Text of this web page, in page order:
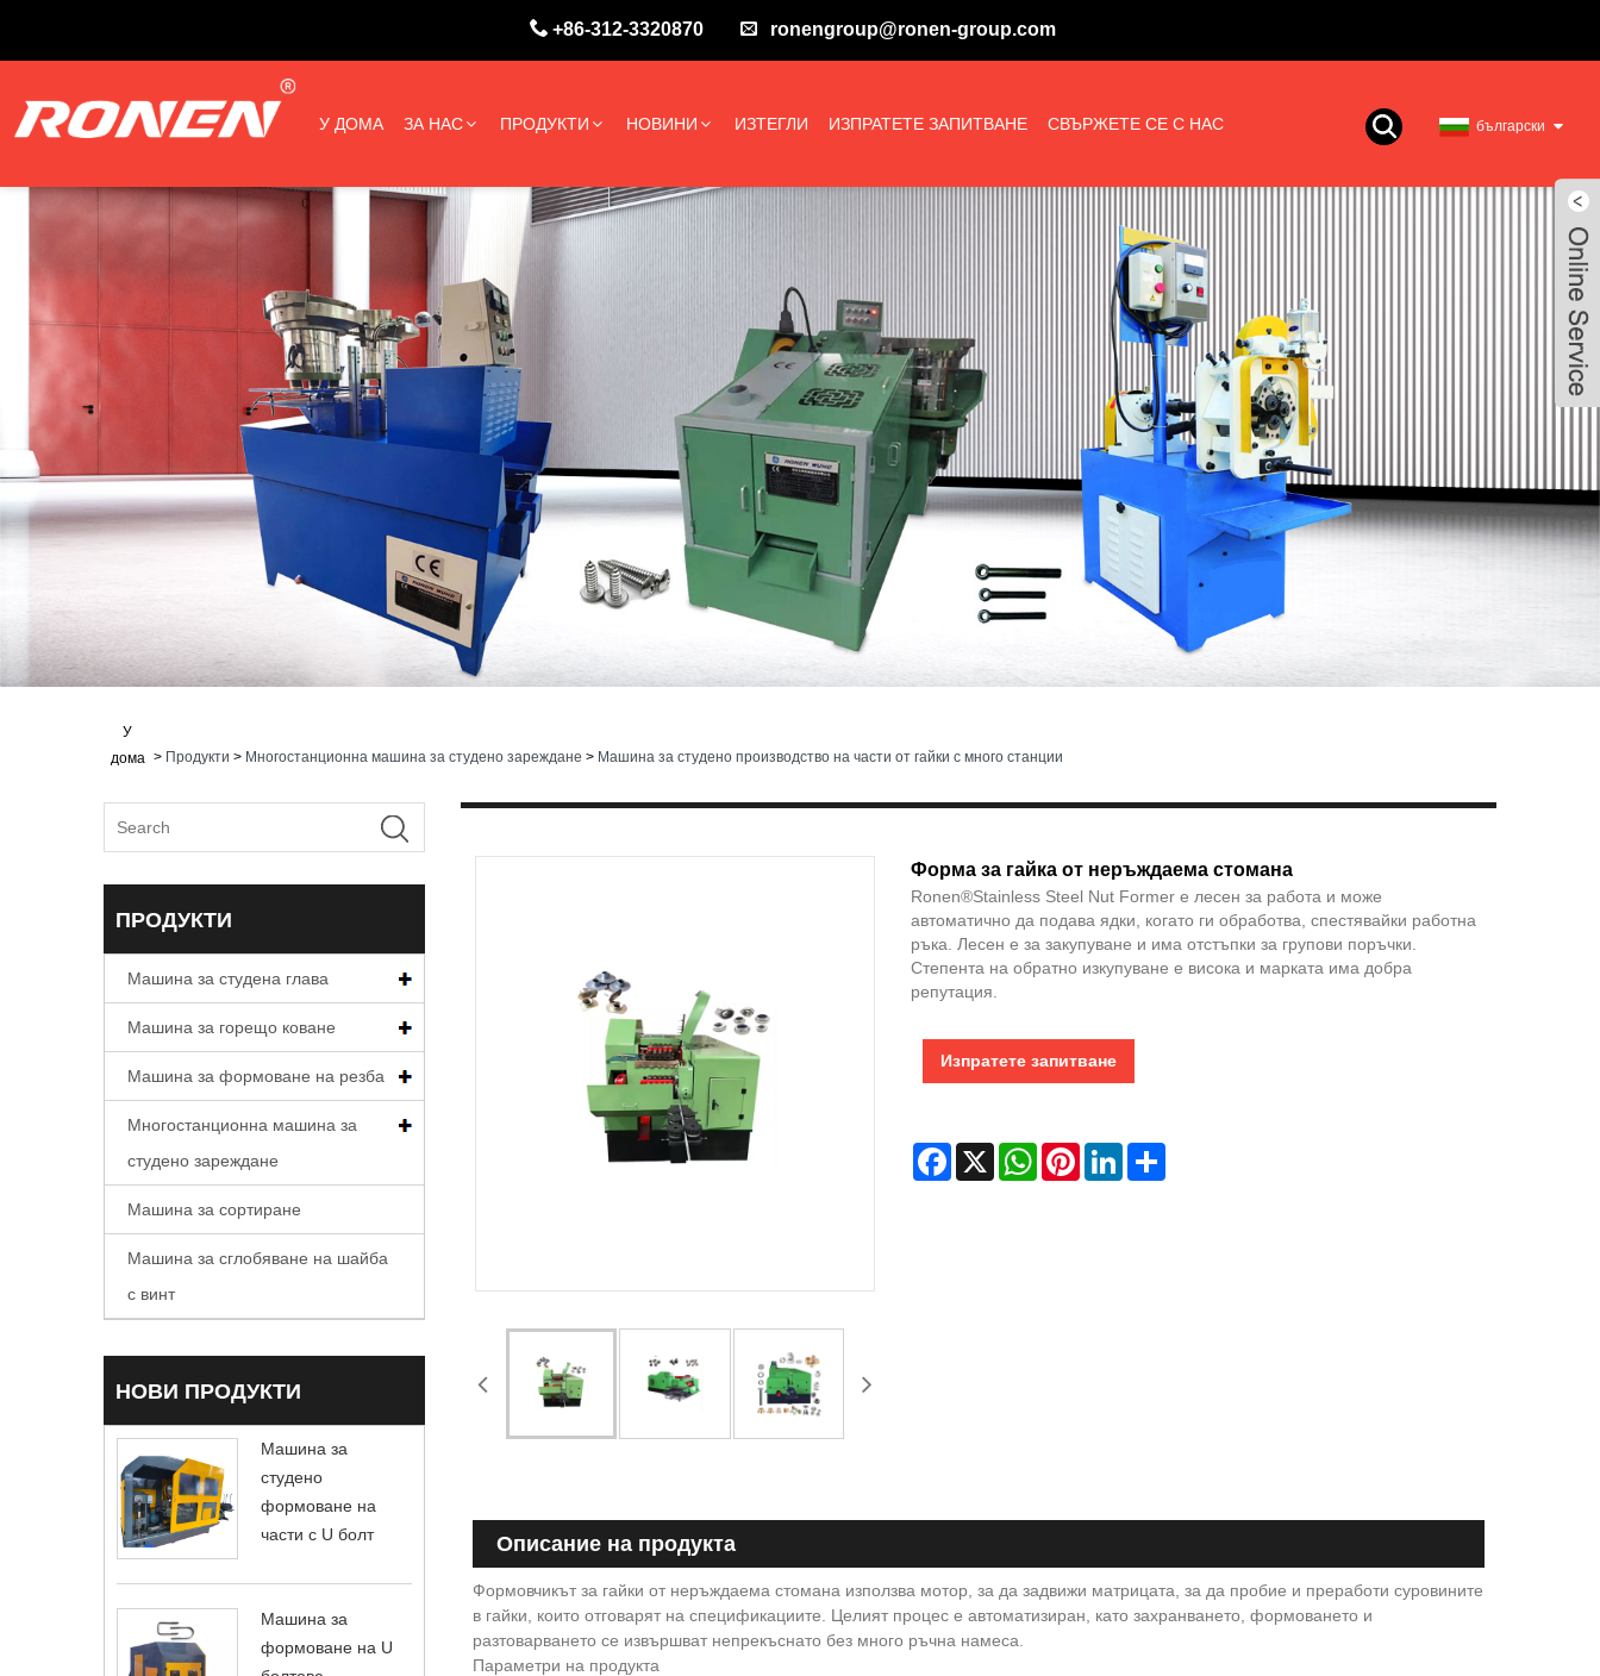
+86-312-3320870 ronengroup@ronen-group.com
български
У ДОМА ЗА НАС ПРОДУКТИ НОВИНИ ИЗТЕГЛИ ИЗПРАТЕТЕ ЗАПИТВАНЕ СВЪРЖЕТЕ СЕ С НАС
У
дома > Продукти > Многостанционна машина за студено зареждане > Машина за студено производство на части от гайки с много станции
ПРОДУКТИ
Машина за студена глава
Машина за горещо коване
Машина за формоване на резба
Многостанционна машина за
студено зареждане
Машина за сортиране
Машина за сглобяване на шайба
с винт
НОВИ ПРОДУКТИ
Машина за
студено
формоване на
части с U болт
Машина за
формоване на U
Форма за гайка от неръждаема стомана
Ronen®Stainless Steel Nut Former е лесен за работа и може
автоматично да подава ядки, когато ги обработва, спестявайки работна
ръка. Лесен е за закупуване и има отстъпки за групови поръчки.
Степента на обратно изкупуване е висока и марката има добра
репутация.
Изпратете запитване
Facebook
X WhatsAppPinterestLinkedInShare
Описание на продукта
Формовчикът за гайки от неръждаема стомана използва мотор, за да задвижи матрицата, за да пробие и преработи суровините
в гайки, които отговарят на спецификациите. Целият процес е автоматизиран, като захранването, формоването и
разтоварването се извършват непрекъснато без много ръчна намеса.
Параметри на продукта